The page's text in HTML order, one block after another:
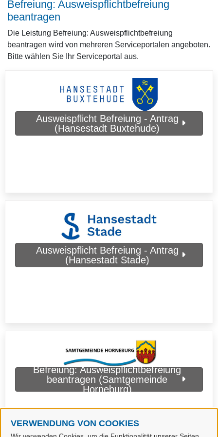
VERWENDUNG VON COOKIES
Befreiung: Ausweispflichtbefreiung
beantragen
Die Leistung Befreiung: Ausweispflichtbefreiung
beantragen wird von mehreren Serviceportalen angeboten.
Bitte wählen Sie Ihr Serviceportal aus.
Ausweispflicht Befreiung - Antrag
(Hansestadt Buxtehude)
Ausweispflicht Befreiung - Antrag
(Hansestadt Stade)
Befreiung: Ausweispflichtbefreiung
beantragen (Samtgemeinde
Horneburg)